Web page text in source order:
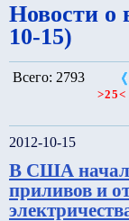
Новости о
10-15)
Всего: 2793
>25<
2012-10-15
В США
приливов и